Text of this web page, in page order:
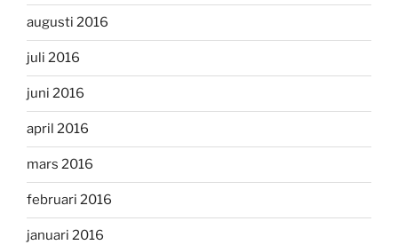
augusti 2016
juli 2016
juni 2016
april 2016
mars 2016
februari 2016
januari 2016